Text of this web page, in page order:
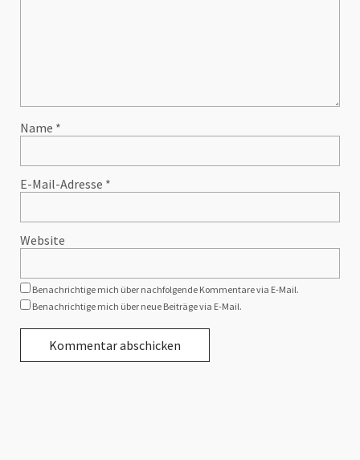
Name *
E-Mail-Adresse *
Website
Benachrichtige mich über nachfolgende Kommentare via E-Mail.
Benachrichtige mich über neue Beiträge via E-Mail.